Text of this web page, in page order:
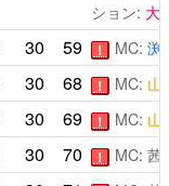
ション: 大
30 59 ！ MC: 渕
30 68 ！ MC: 山
30 69 ！ MC: 山
30 70 ！ MC: